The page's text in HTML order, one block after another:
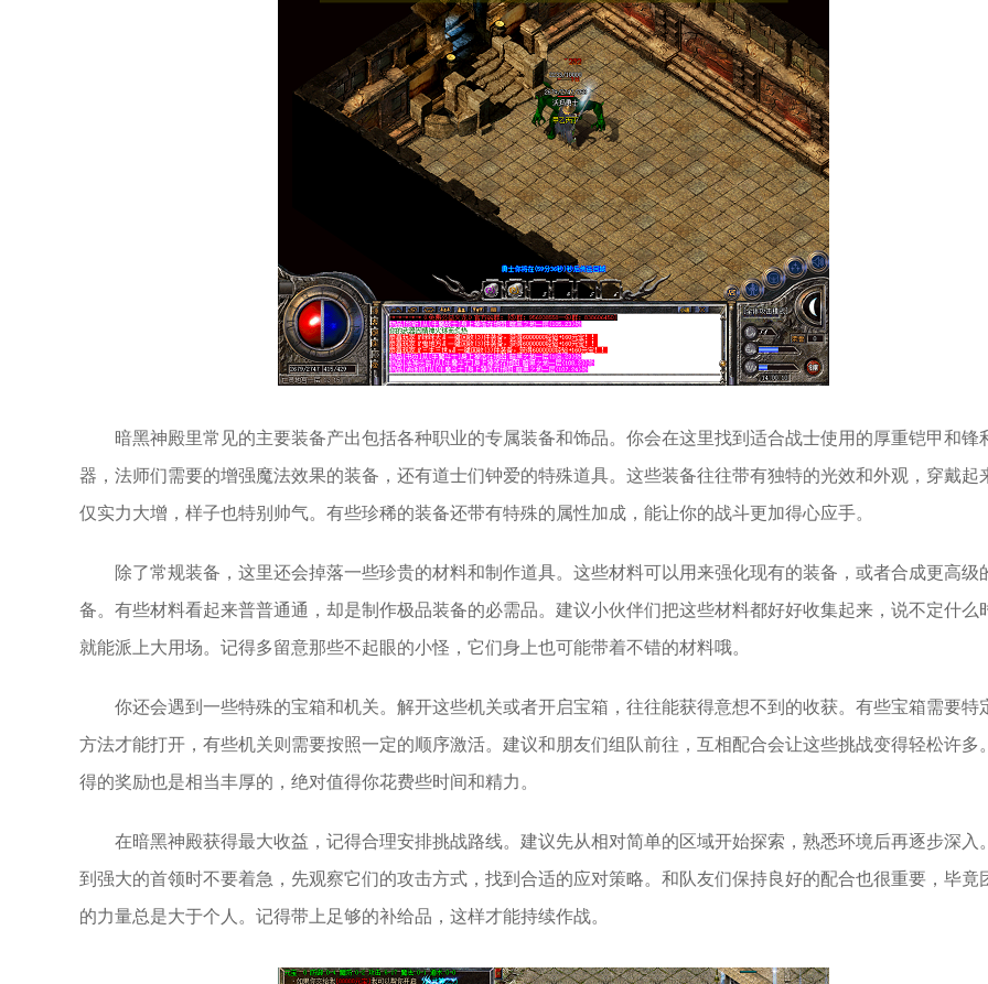
暗黑神殿里常见的主要装备产出包括各种职业的专属装备和饰品。你会在这里找到适合战士使用的厚重铠甲和锋
器，法师们需要的增强魔法效果的装备，还有道士们钟爱的特殊道具。这些装备往往带有独特的光效和外观，穿戴起
仅实力大增，样子也特别帅气。有些珍稀的装备还带有特殊的属性加成，能让你的战斗更加得心应手。
除了常规装备，这里还会掉落一些珍贵的材料和制作道具。这些材料可以用来强化现有的装备，或者合成更高级
备。有些材料看起来普普通通，却是制作极品装备的必需品。建议小伙伴们把这些材料都好好收集起来，说不定什么
就能派上大用场。记得多留意那些不起眼的小怪，它们身上也可能带着不错的材料哦。
你还会遇到一些特殊的宝箱和机关。解开这些机关或者开启宝箱，往往能获得意想不到的收获。有些宝箱需要特
方法才能打开，有些机关则需要按照一定的顺序激活。建议和朋友们组队前往，互相配合会让这些挑战变得轻松许多
得的奖励也是相当丰厚的，绝对值得你花费些时间和精力。
在暗黑神殿获得最大收益，记得合理安排挑战路线。建议先从相对简单的区域开始探索，熟悉环境后再逐步深入
到强大的首领时不要着急，先观察它们的攻击方式，找到合适的应对策略。和队友们保持良好的配合也很重要，毕竟
的力量总是大于个人。记得带上足够的补给品，这样才能持续作战。